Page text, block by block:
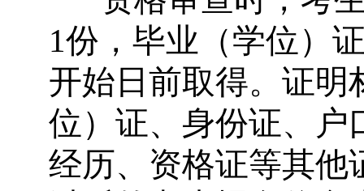
1份，毕业（学位）
开始日前取得。证明
位）证、身份证、户
经历、资格证等其他